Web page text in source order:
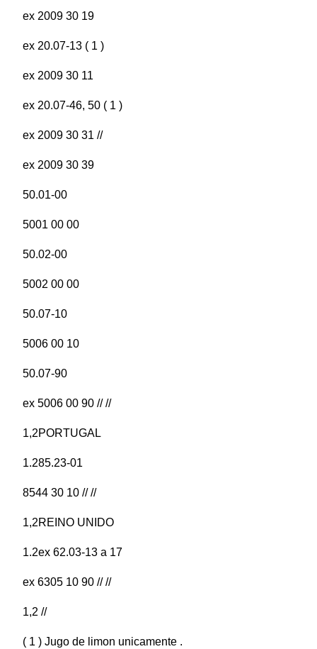
ex 2009 30 19
ex 20.07-13 ( 1 )
ex 2009 30 11
ex 20.07-46, 50 ( 1 )
ex 2009 30 31 //
ex 2009 30 39
50.01-00
5001 00 00
50.02-00
5002 00 00
50.07-10
5006 00 10
50.07-90
ex 5006 00 90 // //
1,2PORTUGAL
1.285.23-01
8544 30 10 // //
1,2REINO UNIDO
1.2ex 62.03-13 a 17
ex 6305 10 90 // //
1,2 //
( 1 ) Jugo de limon unicamente .